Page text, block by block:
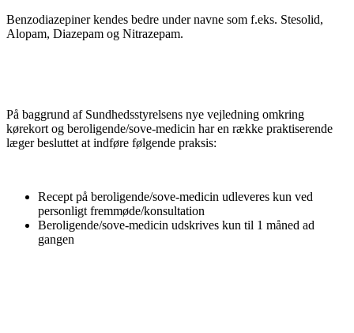
Benzodiazepiner kendes bedre under navne som f.eks. Stesolid,
Alopam, Diazepam og Nitrazepam.
På baggrund af Sundhedsstyrelsens nye vejledning omkring
kørekort og beroligende/sove-medicin har en række praktiserende
læger besluttet at indføre følgende praksis:
Recept på beroligende/sove-medicin udleveres kun ved
personligt fremmøde/konsultation
Beroligende/sove-medicin udskrives kun til 1 måned ad
gangen